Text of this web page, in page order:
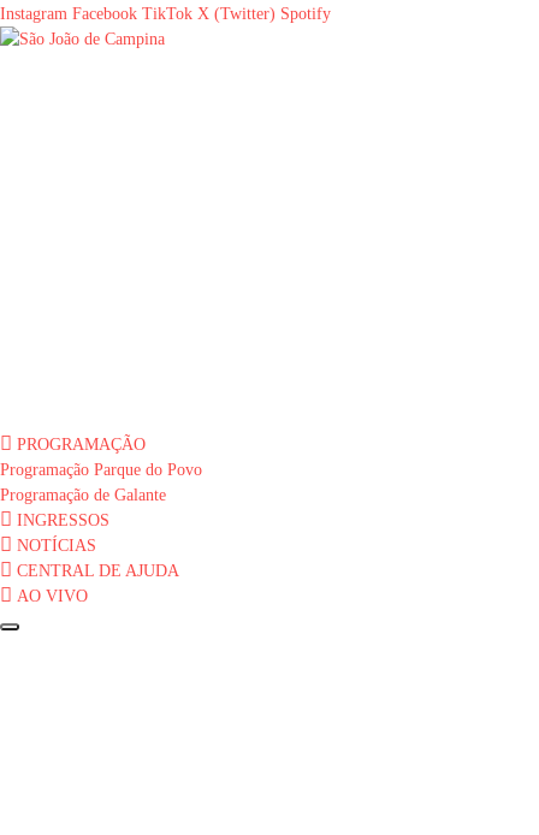
Instagram Facebook TikTok X (Twitter) Spotify
PROGRAMAÇÃO
Programação Parque do Povo
Programação de Galante
INGRESSOS
NOTÍCIAS
CENTRAL DE AJUDA
AO VIVO